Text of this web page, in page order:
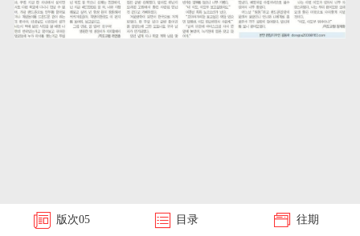
版次05 目录 往期